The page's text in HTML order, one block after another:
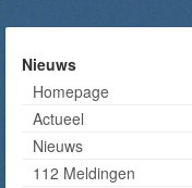
Nieuws
Homepage
Actueel
Nieuws
112 Meldingen